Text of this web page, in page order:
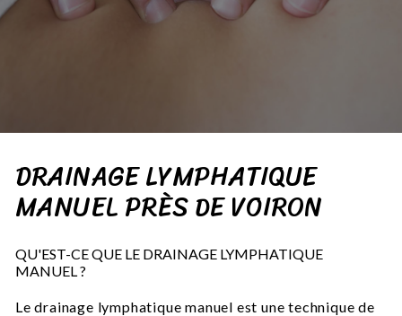
DRAINAGE LYMPHATIQUE
MANUEL PRÈS DE VOIRON
QU'EST-CE QUE LE DRAINAGE LYMPHATIQUE
MANUEL ?
Le drainage lymphatique manuel est une technique de